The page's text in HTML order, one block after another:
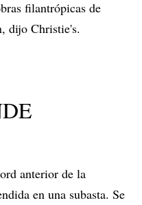
filantrópicas de
dijo Christie's.
anterior de la
en una subasta. Se